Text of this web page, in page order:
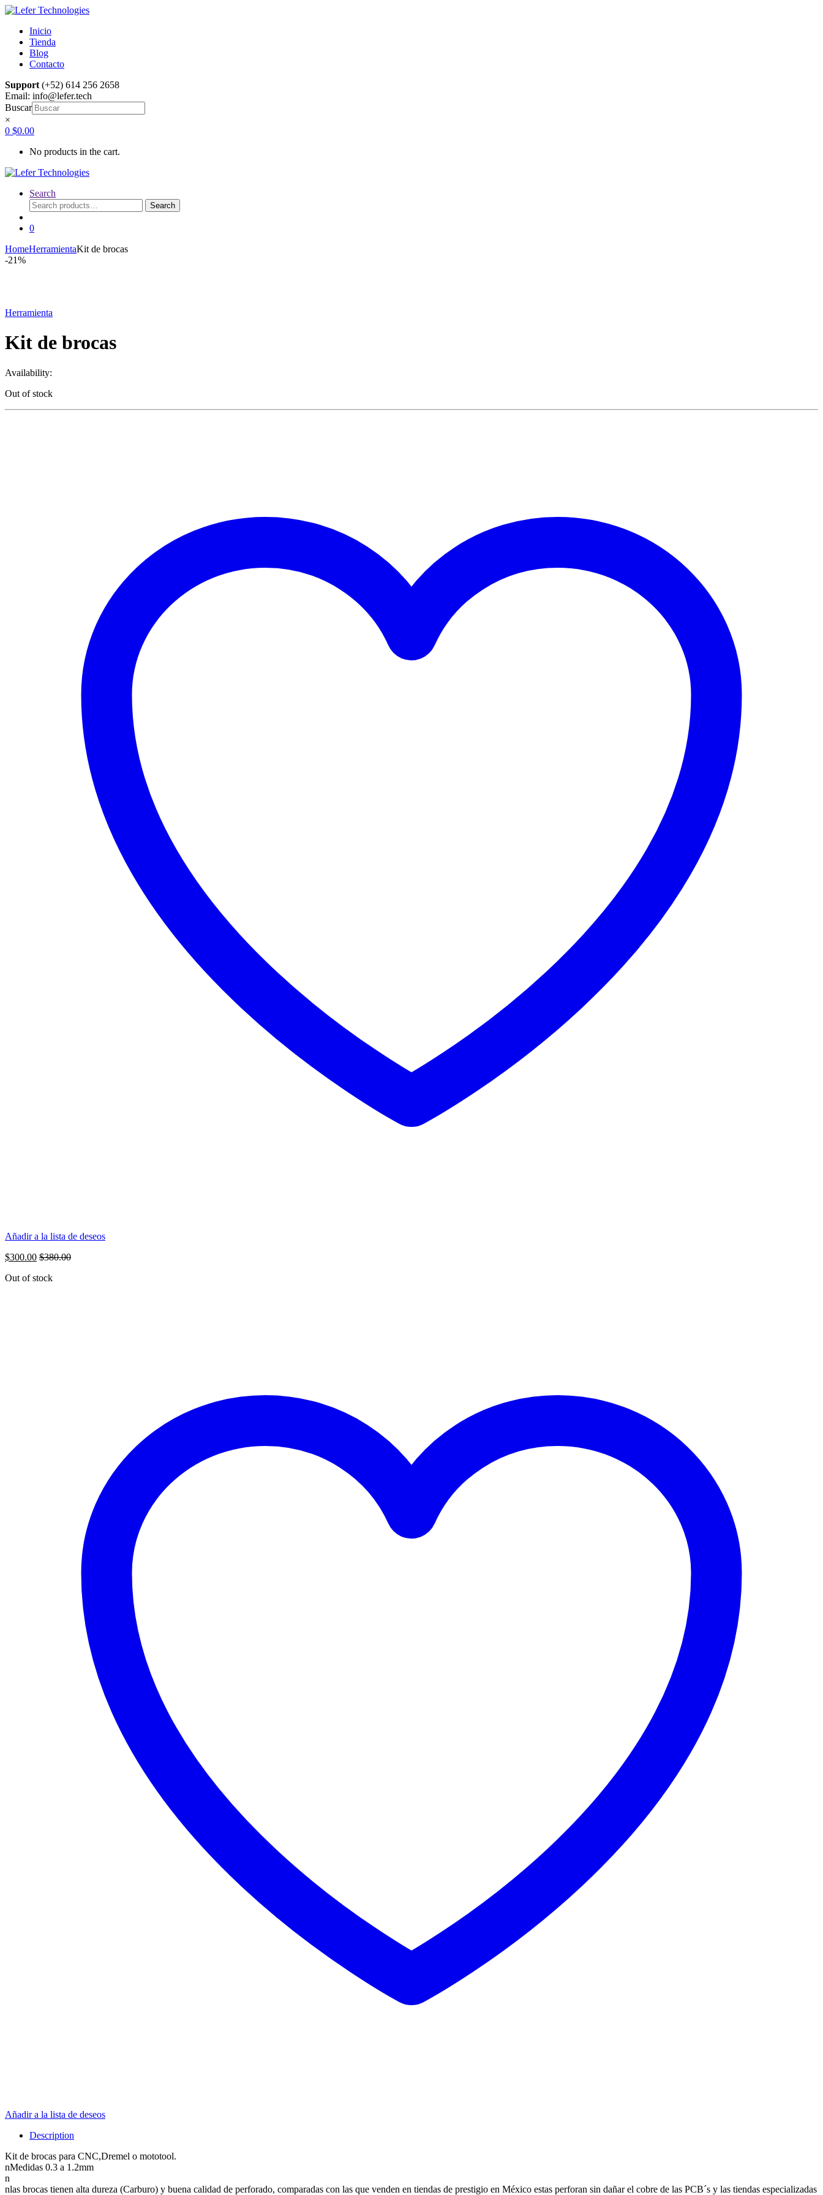
Skip
navigation
Skip
contentInicio
Tienda
Blog
Contacto
Support (+52) 614 256 2658
Email: info@lefer.tech
Buscar
×
0 $0.00
No products in the cart.
Search
Search
for:
Search
0
HomeHerramientaKit de brocas
-21%
Herramienta
Kit de brocas
Availability:
Out of stock
Añadir a la lista de deseos
$300.00 $380.00
Out of stock
Añadir a la lista de deseos
Description
Kit de brocas para CNC,Dremel o mototool.
nMedidas 0.3 a 1.2mm
n
nlas brocas tienen alta dureza (Carburo) y buena calidad de perforado, comparadas con las que venden en tiendas de prestigio en México estas perforan sin dañar el cobre de las PCB´s y las tiendas especializadas